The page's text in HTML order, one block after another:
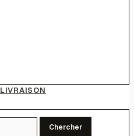
LIVRAISON
Chercher